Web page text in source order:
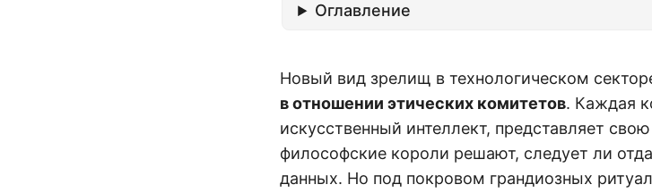
Оглавление
Новый вид зрелищ в технологическом
в отношении этических комитетов. Каждая
искусственный интеллект, представляет
философские короли решают, следует ли
данных. Но под покровом грандиозных